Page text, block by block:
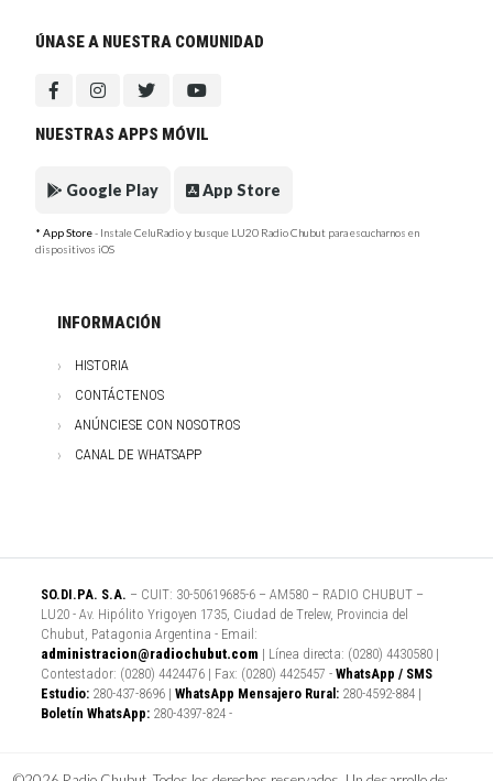
ÚNASE A NUESTRA COMUNIDAD
NUESTRAS APPS MÓVIL
Google Play App Store
* App Store- Instale CeluRadio y busque LU20 Radio Chubut para escucharnos en
dispositivos iOS
INFORMACIÓN
HISTORIA
CONTÁCTENOS
ANÚNCIESE CON NOSOTROS
CANAL DE WHATSAPP
SO.DI.PA. S.A. – CUIT: 30-50619685-6 – AM580 – RADIO CHUBUT –
LU20 - Av. Hipólito Yrigoyen 1735, Ciudad de Trelew, Provincia del
Chubut, Patagonia Argentina - Email:
administracion@radiochubut.com | Línea directa: (0280) 4430580 |
Contestador: (0280) 4424476 | Fax: (0280) 4425457 - WhatsApp / SMS
Estudio: 280-437-8696 | WhatsApp Mensajero Rural: 280-4592-884 |
Boletín WhatsApp: 280-4397-824 -